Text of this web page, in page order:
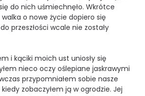
do nich uśmiechnęło. Wkrótce
walka o nowe życie dopiero się
przeszłości wcale nie zostały
i kąciki moich ust uniosły się
nieco oczy oślepiane jaskrawymi
przypomniałem sobie nasze
zobaczyłem ją w ogrodzie. Jej